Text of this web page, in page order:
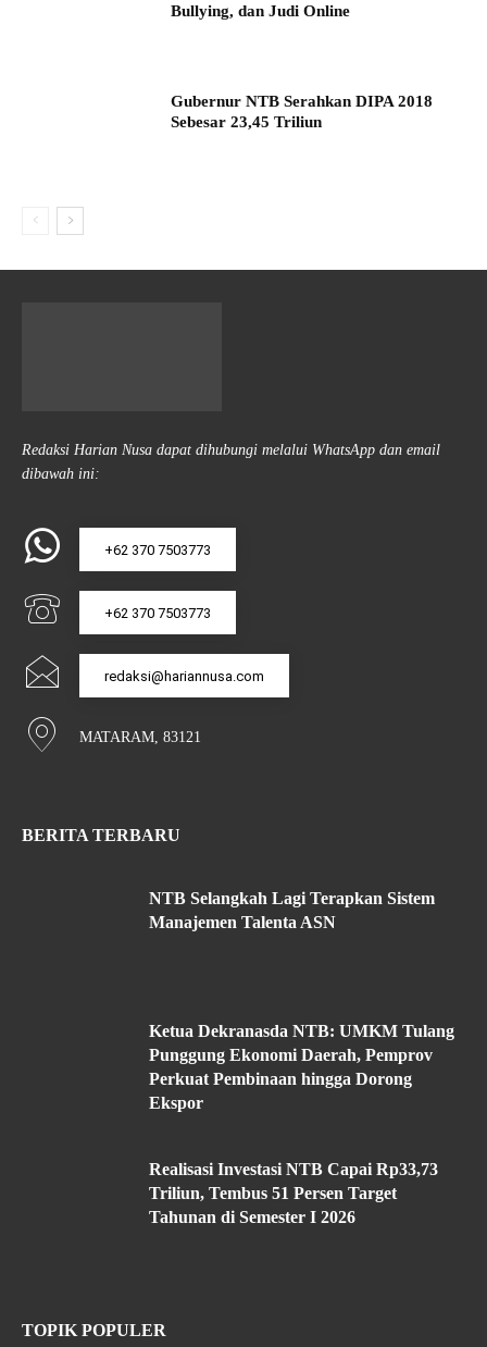
Bullying, dan Judi Online
Gubernur NTB Serahkan DIPA 2018
Sebesar 23,45 Triliun
Redaksi Harian Nusa dapat dihubungi melalui WhatsApp dan email
dibawah ini:
+62 370 7503773
+62 370 7503773
redaksi@hariannusa.com
MATARAM, 83121
BERITA TERBARU
NTB Selangkah Lagi Terapkan Sistem
Manajemen Talenta ASN
Ketua Dekranasda NTB: UMKM Tulang
Punggung Ekonomi Daerah, Pemprov
Perkuat Pembinaan hingga Dorong
Ekspor
Realisasi Investasi NTB Capai Rp33,73
Triliun, Tembus 51 Persen Target
Tahunan di Semester I 2026
TOPIK POPULER